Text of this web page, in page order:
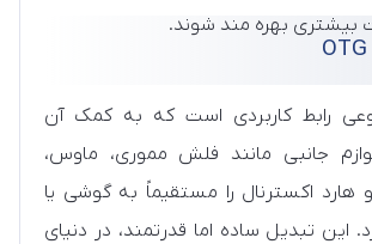
بیشتری بهره مند شوند.
رابط کاربردی است که به کمک آن
جانبی مانند فلش مموری، ماوس،
و هارد اکسترنال را مستقیماً به گوشی یا
این تبدیل ساده اما قدرتمند، در دنیای